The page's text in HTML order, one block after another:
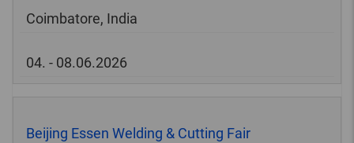
Coimbatore, India
04. - 08.06.2026
Beijing Essen Welding & Cutting Fair